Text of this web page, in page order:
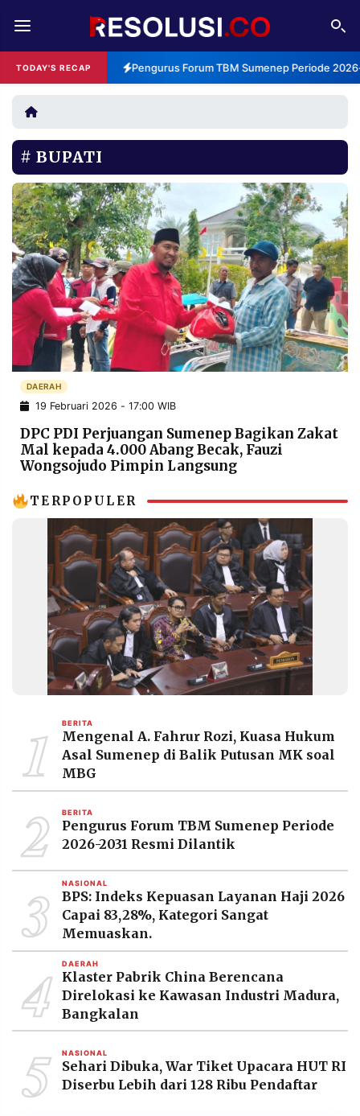
TODAY'S RECAP Pengurus Forum TBM Sumenep Periode
REDAKSI TENTANG
RESOLUSI IKLAN
RUBRIKASI
EDITORIAL AKSARA
FINANSIA PERSONA
DAERAH NASIONAL
MANCA SPORT
INFORMASI
PRIVACY
POLICY WARGA
INFORMASI
IKLAN
KIRIM
PENGADUAN TERM
OF
SERVICE
IKUTI
PRAMUDITA
Resolusi.co
-
2026
PT.
RESOLUSI
PRAMUDITA
BUPATI
DAERAH
19 Februari 2026 - 17:00 WIB
DPC PDI Perjuangan Sumenep Bagikan Zakat
Mal kepada 4.000 Abang Becak, Fauzi
Wongsojudo Pimpin Langsung
TERPOPULER
1 BERITA
Mengenal A. Fahrur Rozi, Kuasa Hukum
Asal Sumenep di Balik Putusan MK soal
MBG
2 BERITA
Pengurus Forum TBM Sumenep Periode
2026-2031 Resmi Dilantik
3 NASIONAL
BPS: Indeks Kepuasan Layanan Haji 2026
Capai 83,28%, Kategori Sangat
Memuaskan.
4 DAERAH
Klaster Pabrik China Berencana
Direlokasi ke Kawasan Industri Madura,
Bangkalan
5 NASIONAL
Sehari Dibuka, War Tiket Upacara HUT RI
Diserbu Lebih dari 128 Ribu Pendaftar